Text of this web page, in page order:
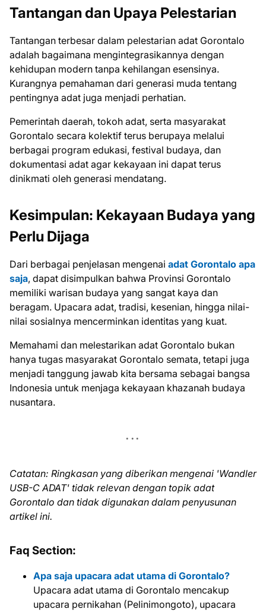
Tantangan dan Upaya Pelestarian
Tantangan terbesar dalam pelestarian adat Gorontalo
adalah bagaimana mengintegrasikannya dengan
kehidupan modern tanpa kehilangan esensinya.
Kurangnya pemahaman dari generasi muda tentang
pentingnya adat juga menjadi perhatian.
Pemerintah daerah, tokoh adat, serta masyarakat
Gorontalo secara kolektif terus berupaya melalui
berbagai program edukasi, festival budaya, dan
dokumentasi adat agar kekayaan ini dapat terus
dinikmati oleh generasi mendatang.
Kesimpulan: Kekayaan Budaya yang
Perlu Dijaga
Dari berbagai penjelasan mengenai adat Gorontalo apa
saja, dapat disimpulkan bahwa Provinsi Gorontalo
memiliki warisan budaya yang sangat kaya dan
beragam. Upacara adat, tradisi, kesenian, hingga nilai-
nilai sosialnya mencerminkan identitas yang kuat.
Memahami dan melestarikan adat Gorontalo bukan
hanya tugas masyarakat Gorontalo semata, tetapi juga
menjadi tanggung jawab kita bersama sebagai bangsa
Indonesia untuk menjaga kekayaan khazanah budaya
nusantara.
Catatan: Ringkasan yang diberikan mengenai 'Wandler
USB-C ADAT' tidak relevan dengan topik adat
Gorontalo dan tidak digunakan dalam penyusunan
artikel ini.
Faq Section:
Apa saja upacara adat utama di Gorontalo?
Upacara adat utama di Gorontalo mencakup
upacara pernikahan (Pelinimongoto), upacara